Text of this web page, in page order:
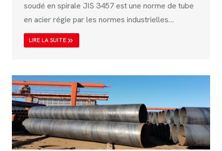
soudé en spirale JIS 3457 est une norme de tube
en acier régie par les normes industrielles
japonaises (JIS), en particulier la norme JIS G
3457, qui est largement utilisée pour la
et les pipelines industriels. Ces tuyaux sont connus
pour leur grande solidité, leur résistance à la
corrosion et leur rentabilité, ce qui les rend idéaux
pour le transport de l'eau, les applications
structurelles et les pipelines industriels ;
LIRE LA SUITE